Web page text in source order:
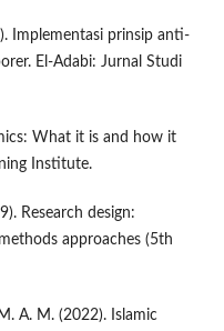
Implementasi prinsip anti-
El-Adabi: Jurnal Studi
What it is and how it
Institute.
Research design:
approaches (5th
A. M. (2022). Islamic